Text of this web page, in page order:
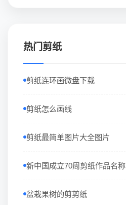
热门剪纸
剪纸连环画微盘下载
剪纸怎么画线
剪纸最简单图片大全图片
新中国成立70周剪纸作品名称
盆栽果树的剪剪纸